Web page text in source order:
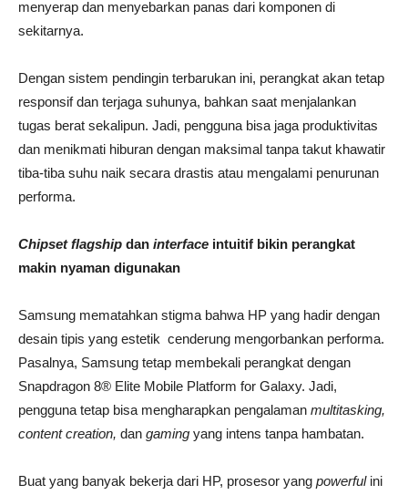
menyerap dan menyebarkan panas dari komponen di
sekitarnya.
Dengan sistem pendingin terbarukan ini, perangkat akan tetap
responsif dan terjaga suhunya, bahkan saat menjalankan
tugas berat sekalipun. Jadi, pengguna bisa jaga produktivitas
dan menikmati hiburan dengan maksimal tanpa takut khawatir
tiba-tiba suhu naik secara drastis atau mengalami penurunan
performa.
Chipset flagship dan interface intuitif bikin perangkat
makin nyaman digunakan
Samsung mematahkan stigma bahwa HP yang hadir dengan
desain tipis yang estetik cenderung mengorbankan performa.
Pasalnya, Samsung tetap membekali perangkat dengan
Snapdragon 8® Elite Mobile Platform for Galaxy. Jadi,
pengguna tetap bisa mengharapkan pengalaman multitasking,
content creation, dan gaming yang intens tanpa hambatan.
Buat yang banyak bekerja dari HP, prosesor yang powerfulini